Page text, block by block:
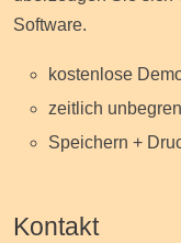
Software.
kostenlose
zeitlich
Speichern +
Kontakt